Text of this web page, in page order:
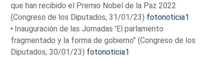
que han recibido el Premio Nobel de la Paz 2022
(Congreso de los Diputados, 31/01/23) fotonoticia1
Inauguración de las Jornadas 'El parlamento
fragmentado y la forma de gobierno" (Congreso de los
Diputados, 30/01/23) fotonoticia1